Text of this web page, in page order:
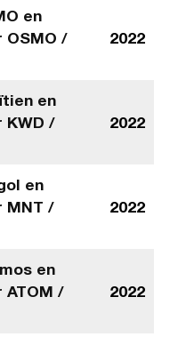
en
OSMO /
2022
en
KWD /
2022
en
MNT /
2022
en
/
2022